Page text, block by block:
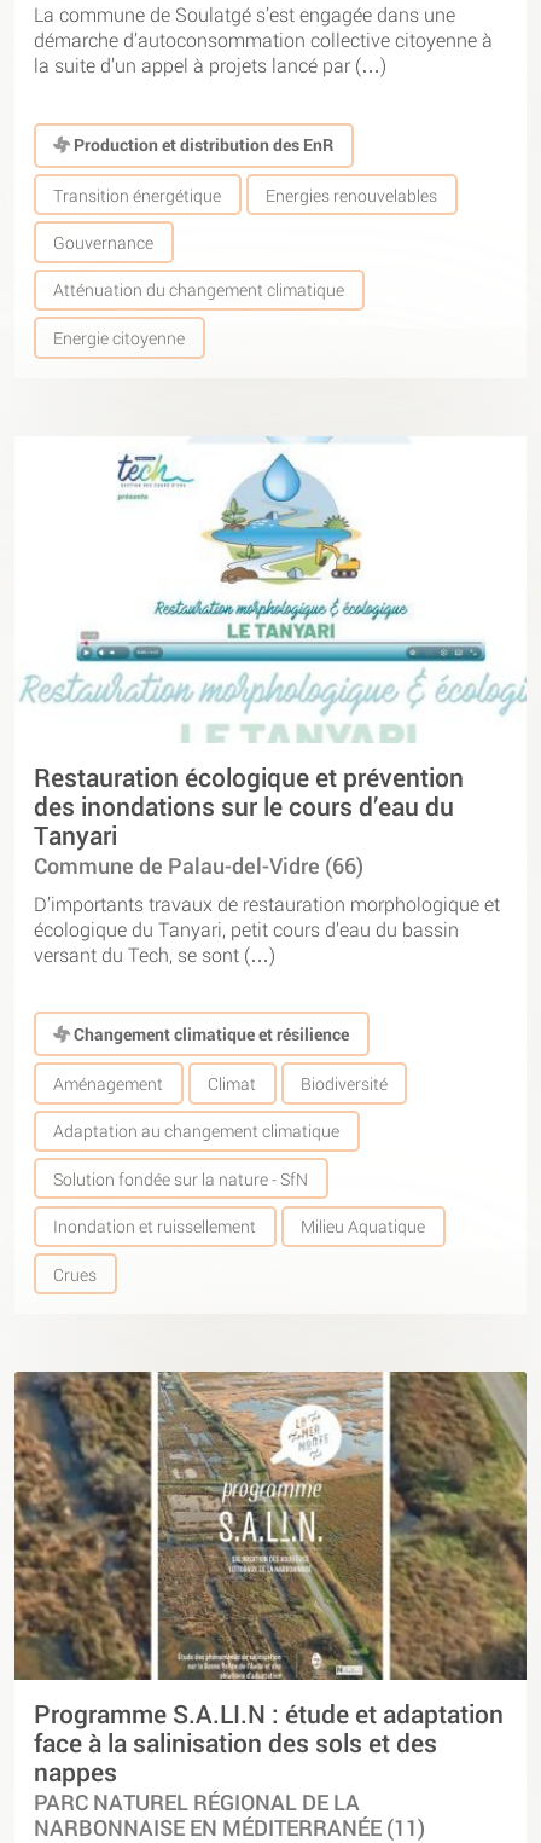
La commune de Soulatgé s’est engagée dans une
démarche d’autoconsommation collective citoyenne à
la suite d’un appel à projets lancé par (…)
Production et distribution des EnR
Transition énergétique Energies renouvelables
Gouvernance
Atténuation du changement climatique
Energie citoyenne
Restauration écologique et prévention
des inondations sur le cours d’eau du
Tanyari
Commune de Palau-del-Vidre (66)
D’importants travaux de restauration morphologique et
écologique du Tanyari, petit cours d’eau du bassin
versant du Tech, se sont (…)
Changement climatique et résilience
Aménagement Climat Biodiversité
Adaptation au changement climatique
Solution fondée sur la nature - SfN
Inondation et ruissellement Milieu Aquatique
Crues
Programme S.A.LI.N : étude et adaptation
face à la salinisation des sols et des
nappes
PARC NATUREL RÉGIONAL DE LA
NARBONNAISE EN MÉDITERRANÉE (11)